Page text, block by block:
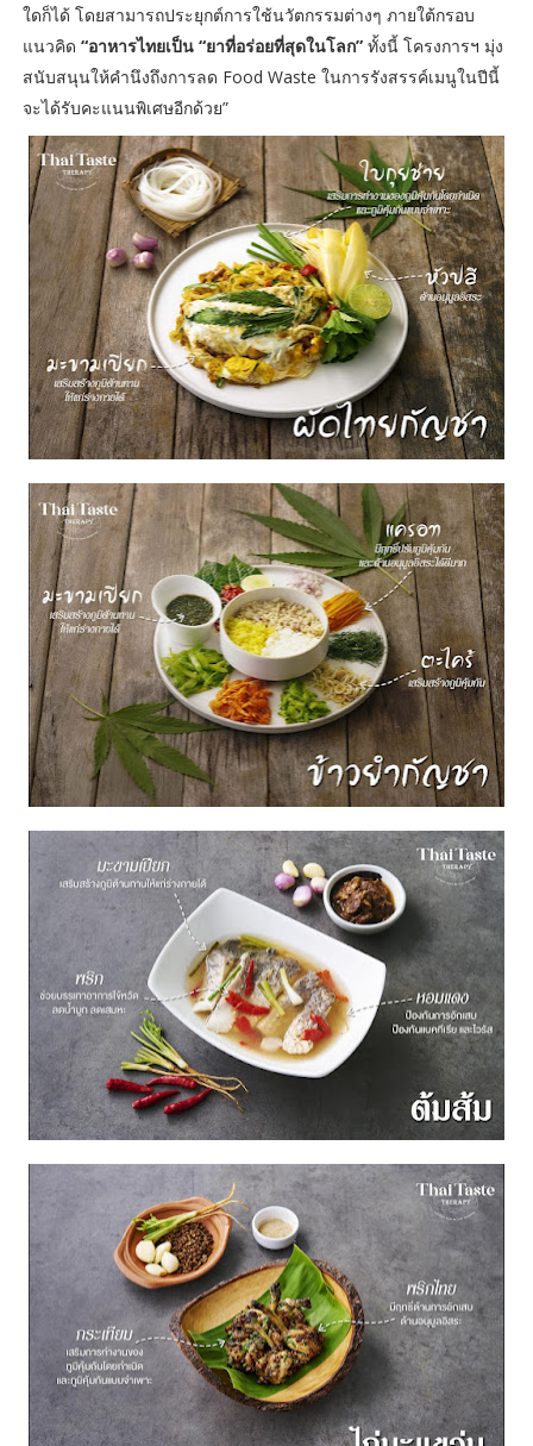
ใดก็ได้ โดยสามารถประยุกต์การใช้นวัตกรรมต่างๆ ภายใต้กรอบ
แนวคิด “อาหารไทยเป็น “ยาที่อร่อยที่สุดในโลก” ทั้งนี้ โครงการฯ มุ่ง
สนับสนุนให้คำนึงถึงการลด Food Waste ในการรังสรรค์เมนูในปีนี้
จะได้รับคะแนนพิเศษอีกด้วย”